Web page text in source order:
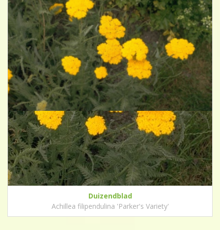
Duizendblad
Achillea filipendulina 'Parker's Variety'